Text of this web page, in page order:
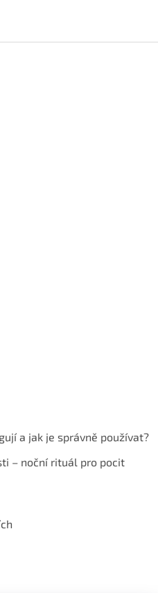
a jak je správně používat?
– noční rituál pro pocit